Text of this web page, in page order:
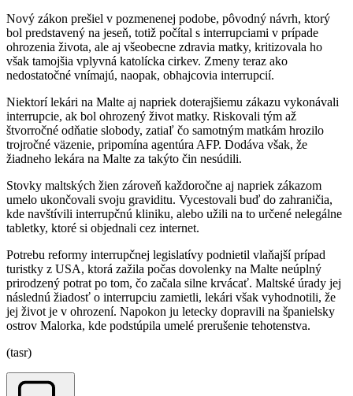
Nový zákon prešiel v pozmenenej podobe, pôvodný návrh, ktorý
bol predstavený na jeseň, totiž počítal s interrupciami v prípade
ohrozenia života, ale aj všeobecne zdravia matky, kritizovala ho
však tamojšia vplyvná katolícka cirkev. Zmeny teraz ako
nedostatočné vnímajú, naopak, obhajcovia interrupcií.
Niektorí lekári na Malte aj napriek doterajšiemu zákazu vykonávali
interrupcie, ak bol ohrozený život matky. Riskovali tým až
štvorročné odňatie slobody, zatiaľ čo samotným matkám hrozilo
trojročné väzenie, pripomína agentúra AFP. Dodáva však, že
žiadneho lekára na Malte za takýto čin nesúdili.
Stovky maltských žien zároveň každoročne aj napriek zákazom
umelo ukončovali svoju graviditu. Vycestovali buď do zahraničia,
kde navštívili interrupčnú kliniku, alebo užili na to určené nelegálne
tabletky, ktoré si objednali cez internet.
Potrebu reformy interrupčnej legislatívy podnietil vlaňajší prípad
turistky z USA, ktorá zažila počas dovolenky na Malte neúplný
prirodzený potrat po tom, čo začala silne krvácať. Maltské úrady jej
následnú žiadosť o interrupciu zamietli, lekári však vyhodnotili, že
jej život je v ohrození. Napokon ju letecky dopravili na španielsky
ostrov Malorka, kde podstúpila umelé prerušenie tehotenstva.
(tasr)